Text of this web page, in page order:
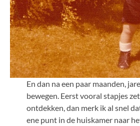
En dan na een paar maanden,
bewegen. Eerst vooral stapjes
ontdekken, dan merk ik al snel
ene punt in de huiskamer naar